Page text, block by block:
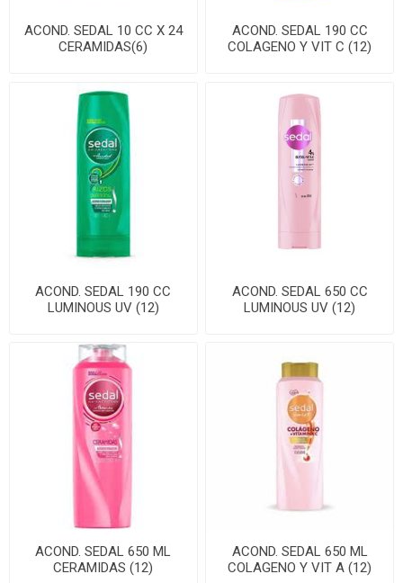
ACOND. SEDAL 10 CC X 24
CERAMIDAS(6)
ACOND. SEDAL 190 CC
COLAGENO Y VIT C (12)
ACOND. SEDAL 190 CC
LUMINOUS UV (12)
ACOND. SEDAL 650 CC
LUMINOUS UV (12)
ACOND. SEDAL 650 ML
CERAMIDAS (12)
ACOND. SEDAL 650 ML
COLAGENO Y VIT A (12)